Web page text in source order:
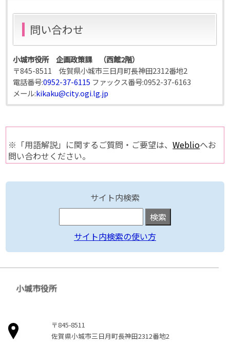
問い合わせ
小城市役所 企画政策課 （西館2階）
〒845-8511 佐賀県小城市三日月町長神田2312番地2
電話番号:0952-37-6115 ファックス番号:0952-37-6163
メール:kikaku@city.ogi.lg.jp
※「用語解説」に関するご質問・ご要望は、Weblioへお
問い合わせください。
サイト内検索
サイト内検索の使い方
小城市役所
〒845-8511
佐賀県小城市三日月町長神田2312番地2